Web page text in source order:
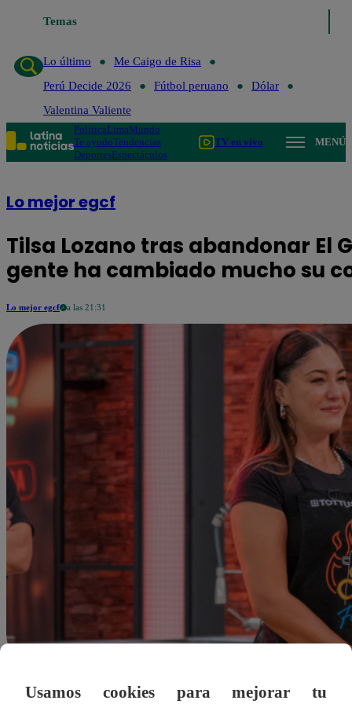
Temas
Lo último
Lo último
Me Caigo de Risa
Perú Decide 2026
Fútbol peruano
Dólar
Valentina Valiente
PolíticaLimaMundo
Te ayudoTendencias
DeportesEspectáculos
TV en vivo MENÚ
Lo mejor egcf
Tilsa Lozano tras abandonar El
gente ha cambiado mucho su
Lo mejor egcf a las 21:31
dleonardo@latina.pe
Usamos cookies para mejorar tu